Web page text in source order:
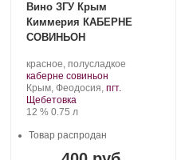
Вино ЗГУ Крым
Киммерия КАБЕРНЕ
СОВИНЬОН
Производитель:
АО
«Золотое
поле».
красное, полусладкое.
каберне совиньон.
Регион:
Крым, Феодосия, пгт.
Щебетовка
Крепость
12 %. Объем
0.75 л
Товар распродан